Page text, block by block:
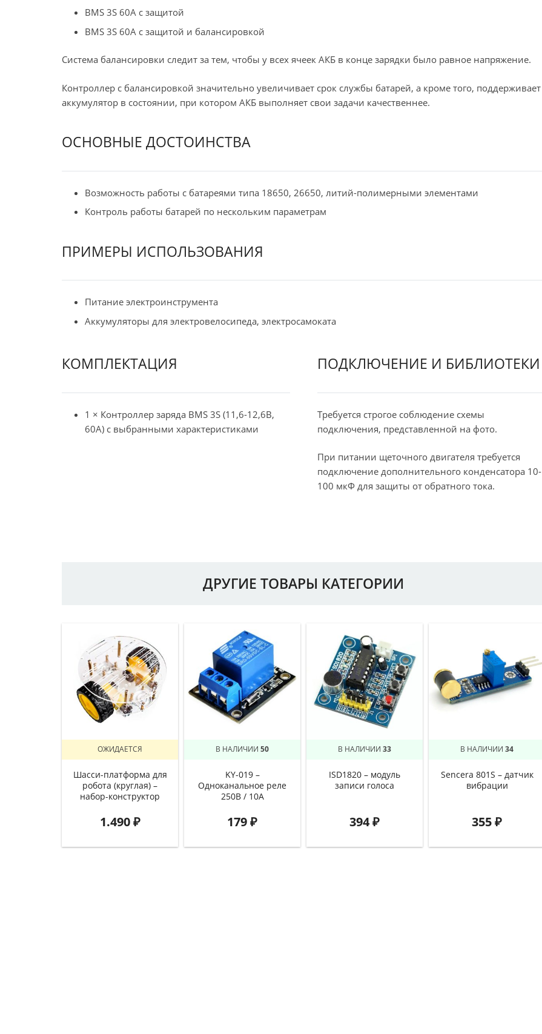
BMS 3S 60A с защитой
BMS 3S 60A с защитой и балансировкой
Система балансировки следит за тем, чтобы у всех ячеек АКБ в конце зарядки было равное напряжение.
Контроллер с балансировкой значительно увеличивает срок службы батарей, а кроме того, поддерживает
аккумулятор в состоянии, при котором АКБ выполняет свои задачи качественнее.
ОСНОВНЫЕ ДОСТОИНСТВА
Возможность работы с батареями типа 18650, 26650, литий-полимерными элементами
Контроль работы батарей по нескольким параметрам
ПРИМЕРЫ ИСПОЛЬЗОВАНИЯ
Питание электроинструмента
Аккумуляторы для электровелосипеда, электросамоката
КОМПЛЕКТАЦИЯ
1 × Контроллер заряда BMS 3S (11,6-12,6В,
60A) с выбранными характеристиками
ПОДКЛЮЧЕНИЕ И БИБЛИОТЕКИ
Требуется строгое соблюдение схемы
подключения, представленной на фото.
При питании щеточного двигателя требуется
подключение дополнительного конденсатора 10-
100 мкФ для защиты от обратного тока.
ДРУГИЕ ТОВАРЫ КАТЕГОРИИ
ОЖИДАЕТСЯ
Шасси-платформа для
робота (круглая) –
набор-конструктор
1.490₽
В НАЛИЧИИ 50
KY-019 –
Одноканальное реле
250В / 10А
179₽
В НАЛИЧИИ 33
ISD1820 – модуль
записи голоса
394₽
В НАЛИЧИИ 34
Sencera 801S – датчик
вибрации
355₽